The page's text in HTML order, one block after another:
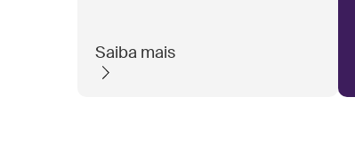
Saiba mais